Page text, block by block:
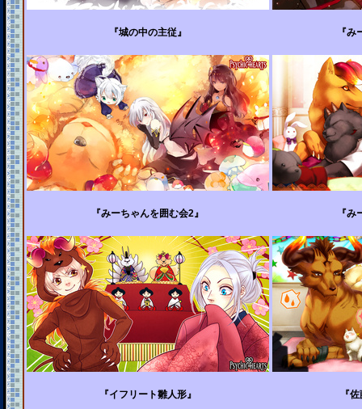
『城の中の主従』 『
『みーちゃんを囲む会2』 『
『イフリート雛人形』 『